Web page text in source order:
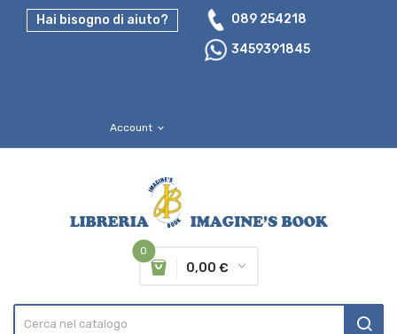
Hai bisogno di aiuto?
089 254218
3459391845
Account expand_more
0
0,00 €